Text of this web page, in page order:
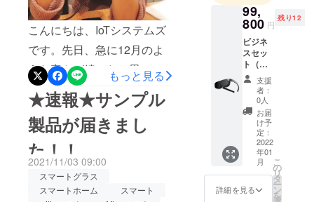
ください！
https://youtu.be/8hpLlboH-hc
こんにちは、IoTシステムズ
です。先日、急に12月のよ
うな寒さが続いたと思いき
や、最近は日中は暖かく夜
は少し冷えるくらいに落ち
着きました。温暖差が激し
いと毎日の服装選びが難し
かったので、安定して良
かったです。先日届いた
もっと見る
★速報★サンプル
製品が届きまし
た！！
2021/11/03 09:00
スマートグラス
スマートホーム
スマート
99,
800 円
残り12
ビジネ
スセッ
ト（税
込、送
料込）
ディス
プレイ
グラス
1個 ＋
協創ビ
ジネス
ワーク
ショッ
プ参加
券1名様
支援
者：
0人
お届
け予
定：
2022
年01
月
詳細を見る
こ
の
リ
タ
ー
ン
を